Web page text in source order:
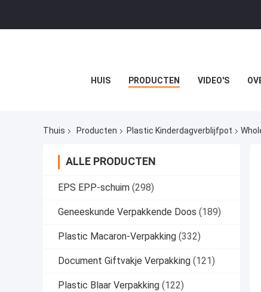
HUIS PRODUCTEN VIDEO'S
Thuis Producten Plastic Kinderdagverblijfpot
ALLE PRODUCTEN
EPS EPP-schuim (298)
Geneeskunde Verpakkende Doos (189)
Plastic Macaron-Verpakking (332)
Document Giftvakje Verpakking (121)
Plastic Blaar Verpakking (122)